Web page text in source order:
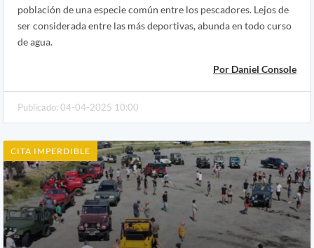
población de una especie común entre los pescadores. Lejos de
ser considerada entre las más deportivas, abunda en todo curso
de agua.
Por Daniel Console
Publicado: 04-04-2025 10:00
CITA IMPERDIBLE